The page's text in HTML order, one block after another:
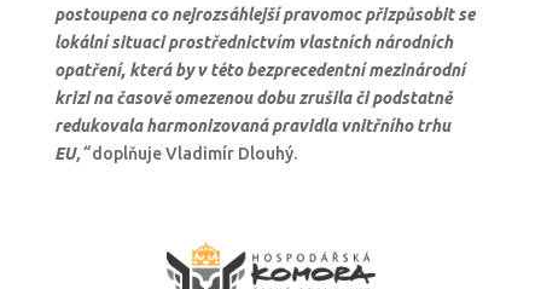
postoupena co nejrozsáhlejší pravomoc přizpůsobit se
lokální situaci prostřednictvím vlastních národních
opatření, která by v této bezprecedentní mezinárodní
krizi na časově omezenou dobu zrušila či podstatně
redukovala harmonizovaná pravidla vnitřního trhu
EU,“doplňuje Vladimír Dlouhý.